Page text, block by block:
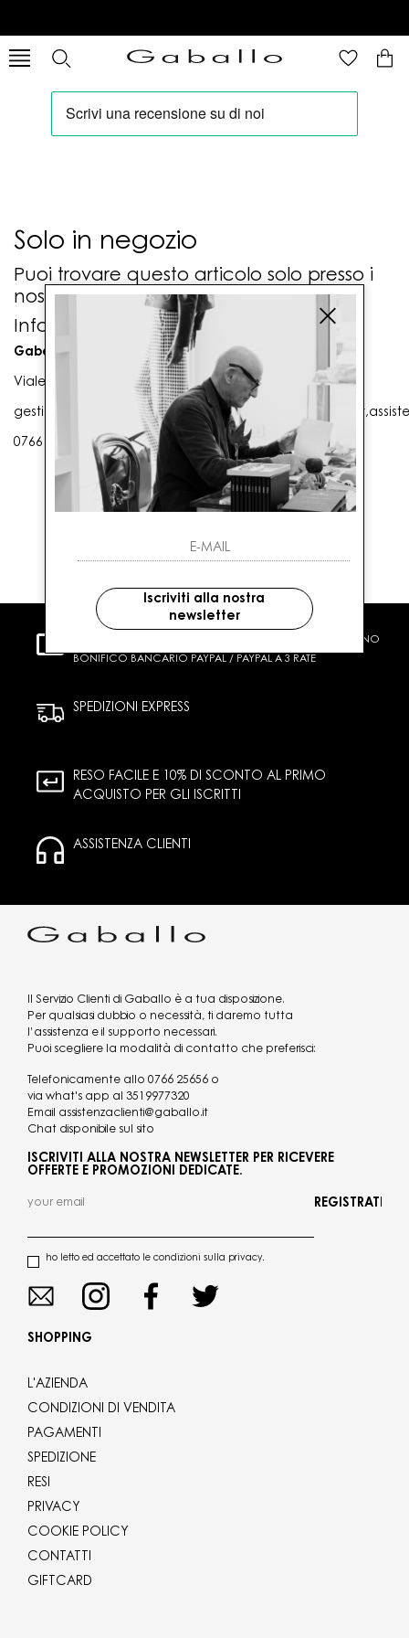
Solo in negozio
Puoi trovare questo articolo solo presso i
nostri punti vendita:
Info contatti
Gaballo Mario srl
Viale G. Matteotti n. 23 00053 Civitavecchia (RM)
0766 25656
CARTA DI CREDITO CONTRASSEGNO
BONIFICO BANCARIO PAYPAL / PAYPAL A 3 RATE
SPEDIZIONI EXPRESS
RESO FACILE E 10% DI SCONTO AL PRIMO
ACQUISTO PER GLI ISCRITTI
ASSISTENZA CLIENTI
Il Servizio Clienti di Gaballo è a tua disposizione.
Per qualsiasi dubbio o necessità, ti daremo tutta
l’assistenza e il supporto necessari.
Puoi scegliere la modalità di contatto che preferisci:
Telefonicamente allo 0766 25656 o
via what's app al 3519977320
Email assistenzaclienti@gaballo.it
Chat disponibile sul sito
ISCRIVITI ALLA NOSTRA NEWSLETTER PER RICEVERE
OFFERTE E PROMOZIONI DEDICATE.
ho letto ed accettato le condizioni sulla privacy.
REGISTRATI
SHOPPING
L'AZIENDA
CONDIZIONI DI VENDITA
PAGAMENTI
SPEDIZIONE
RESI
PRIVACY
COOKIE POLICY
CONTATTI
GIFTCARD
Iscriviti alla nostra
newsletter